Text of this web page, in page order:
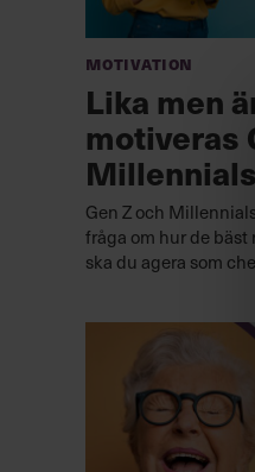
Motivation
Lika men
motiveras
Gen Z och
fråga om hur de bäst
ska du agera som